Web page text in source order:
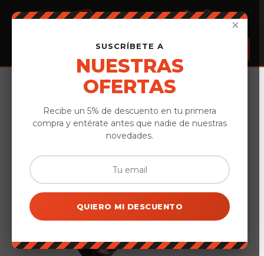
×
SUSCRÍBETE A
NUESTRAS
OFERTAS
Recibe un 5% de descuento en tu primera
compra y entérate antes que nadie de nuestras
novedades.
QUIERO MI DESCUENTO
(0)
Cervezas & Hidromiel› Hidromiel Iman Cerverus. Berry Mead